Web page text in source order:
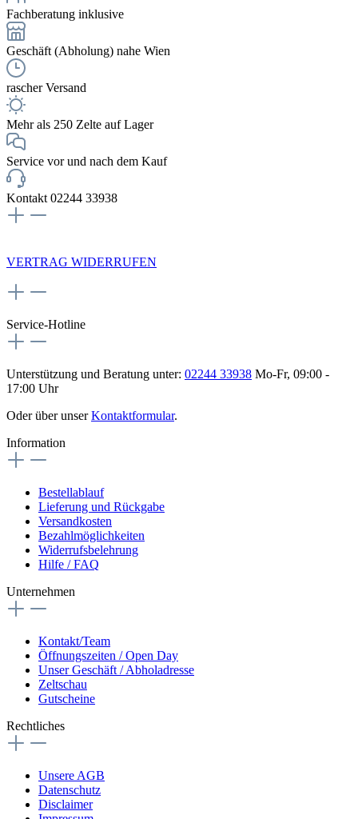
Fachberatung inklusive
Geschäft (Abholung) nahe Wien
rascher Versand
Mehr als 250 Zelte auf Lager
Service vor und nach dem Kauf
Kontakt 02244 33938
VERTRAG WIDERRUFEN
Service-Hotline
Unterstützung und Beratung unter: 02244 33938 Mo-Fr, 09:00 -
17:00 Uhr
Oder über unserKontaktformular.
Information
Bestellablauf
Lieferung und Rückgabe
Versandkosten
Bezahlmöglichkeiten
Widerrufsbelehrung
Hilfe / FAQ
Unternehmen
Kontakt/Team
Öffnungszeiten / Open Day
Unser Geschäft / Abholadresse
Zeltschau
Gutscheine
Rechtliches
Unsere AGB
Datenschutz
Disclaimer